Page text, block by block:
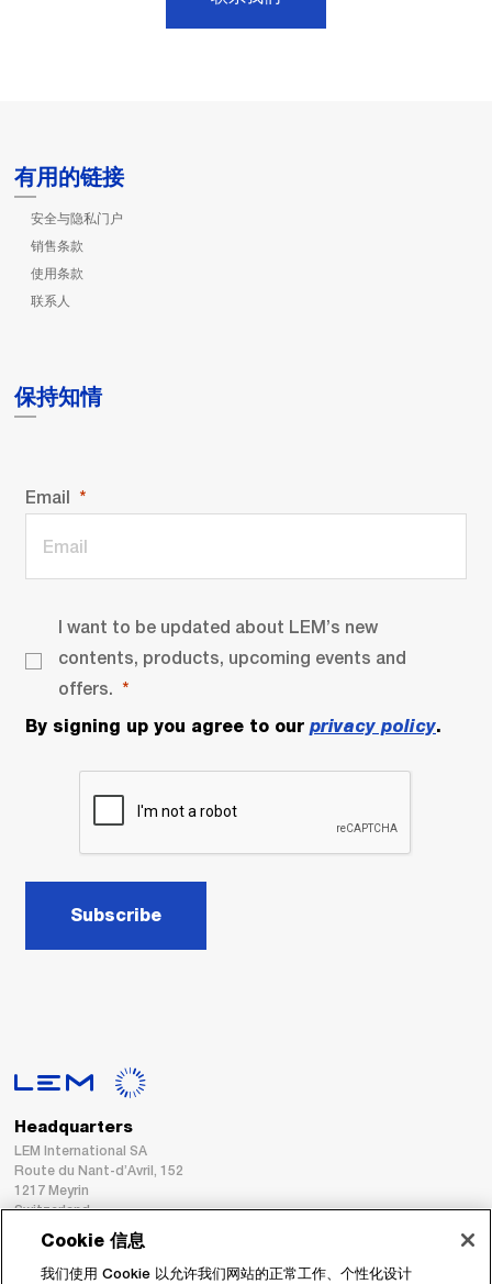
有用的链接
安全与隐私门户
销售条款
使用条款
联系人
保持知情
Email
I want to be updated about LEM’s new
contents, products, upcoming events and
offers.
By signing up you agree to our privacy policy.
Subscribe
Headquarters
LEM International SA
Route du Nant-d’Avril, 152
1217 Meyrin
Switzerland
Fax : +41 22 794 94 78
Cookie 信息
我们使用 Cookie 以允许我们网站的正常工作、个性化设计